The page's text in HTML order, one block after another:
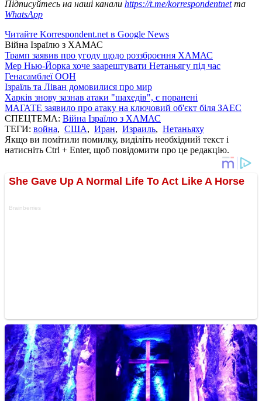
Підписуйтесь на наші канали https://t.me/korrespondentnetта
WhatsApp
Читайте Korrespondent.net в Google News
Війна Ізраїлю з ХАМАС
Трамп заявив про угоду щодо роззброєння ХАМАС
Мер Нью-Йорка хоче заарештувати Нетаньягу під час
Генасамблеї ООН
Ізраїль та Ліван домовилися про мир
Харків знову зазнав атаки "шахедів", є поранені
МАГАТЕ заявило про атаку на ключовий об'єкт біля ЗАЕС
СПЕЦТЕМА: Війна Ізраїлю з ХАМАС
ТЕГИ: война, США, Иран, Израиль, Нетаньяху
Якщо ви помітили помилку, виділіть необхідний текст і
натисніть Ctrl + Enter, щоб повідомити про це редакцію.